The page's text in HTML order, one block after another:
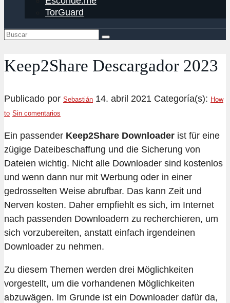
TorGuard
Keep2Share Descargador 2023
Publicado por Sebastián 14. abril 2021 Categoría(s): How
to Sin comentarios
Ein passender Keep2Share Downloader ist für eine
zügige Dateibeschaffung und die Sicherung von
Dateien wichtig. Nicht alle Downloader sind kostenlos
und wenn dann nur mit Werbung oder in einer
gedrosselten Weise abrufbar. Das kann Zeit und
Nerven kosten. Daher empfiehlt es sich, im Internet
nach passenden Downloadern zu recherchieren, um
sich vorzubereiten, anstatt einfach irgendeinen
Downloader zu nehmen.
Zu diesem Themen werden drei Möglichkeiten
vorgestellt, um die vorhandenen Möglichkeiten
abzuwägen. Im Grunde ist ein Downloader dafür da,